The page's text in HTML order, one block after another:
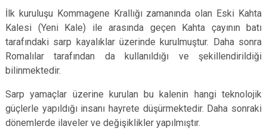
İlk kuruluşu Kommagene Krallığı zamanında olan Eski Kahta
Kalesi (Yeni Kale) ile arasında geçen Kahta çayının batı
tarafındaki sarp kayalıklar üzerinde kurulmuştur. Daha sonra
Romalılar tarafından da kullanıldığı ve şekillendirildiği
bilinmektedir.
Sarp yamaçlar üzerine kurulan bu kalenin hangi teknolojik
güçlerle yapıldığı insanı hayrete düşürmektedir. Daha sonraki
dönemlerde ilaveler ve değişiklikler yapılmıştır.